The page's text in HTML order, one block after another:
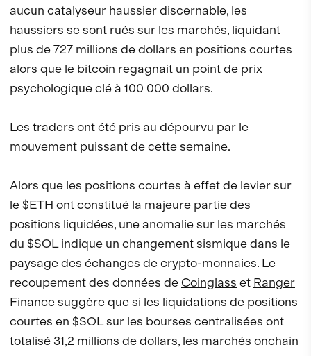
aucun catalyseur haussier discernable, les
haussiers se sont rués sur les marchés, liquidant
plus de 727 millions de dollars en positions courtes
alors que le bitcoin regagnait un point de prix
psychologique clé à 100 000 dollars.
Les traders ont été pris au dépourvu par le
mouvement puissant de cette semaine.
Alors que les positions courtes à effet de levier sur
le $ETH ont constitué la majeure partie des
positions liquidées, une anomalie sur les marchés
du $SOL indique un changement sismique dans le
paysage des échanges de crypto-monnaies. Le
recoupement des données de Coinglass et Ranger
Financesuggère que si les liquidations de positions
courtes en $SOL sur les bourses centralisées ont
totalisé 31,2 millions de dollars, les marchés onchain